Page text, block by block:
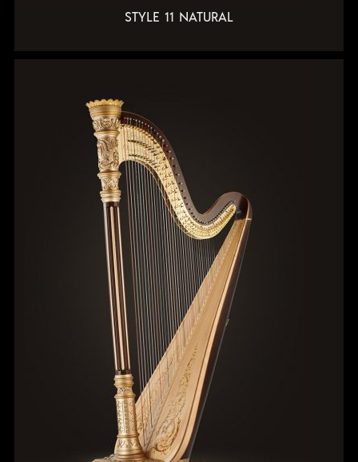
STYLE 11 NATURAL